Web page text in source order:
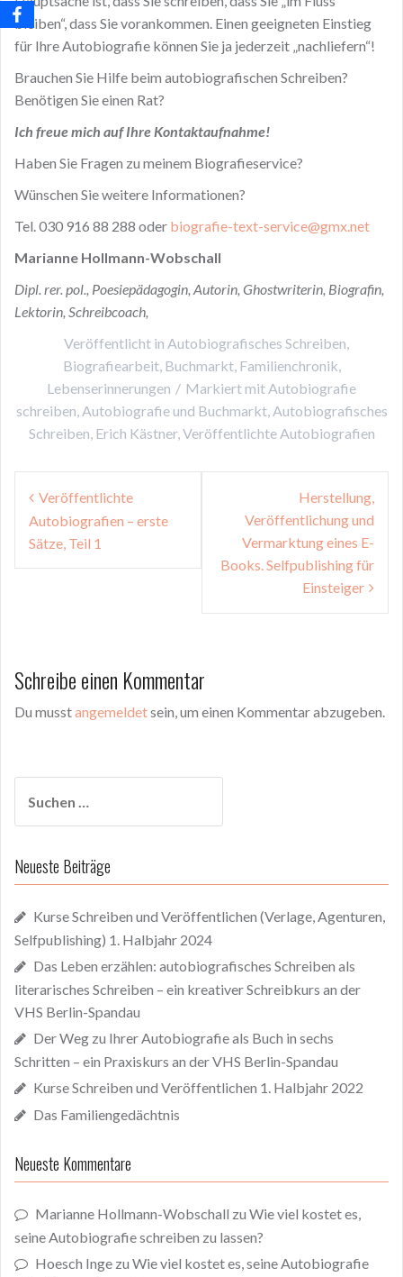
bleiben“, dass Sie vorankommen. Einen geeigneten Einstieg
für Ihre Autobiografie können Sie ja jederzeit „nachliefern“!
Brauchen Sie Hilfe beim autobiografischen Schreiben?
Benötigen Sie einen Rat?
Ich freue mich auf Ihre Kontaktaufnahme!
Haben Sie Fragen zu meinem Biografieservice?
Wünschen Sie weitere Informationen?
Tel. 030 916 88 288 oder biografie-text-service@gmx.net
Marianne Hollmann-Wobschall
Dipl. rer. pol., Poesiepädagogin, Autorin, Ghostwriterin, Biografin,
Lektorin, Schreibcoach,
Veröffentlicht in Autobiografisches Schreiben,
Biografiearbeit, Buchmarkt, Familienchronik,
Lebenserinnerungen
Markiert mit Autobiografie
schreiben, Autobiografie und Buchmarkt, Autobiografisches
Schreiben, Erich Kästner,Veröffentlichte Autobiografien
Beitragsnavigation
Veröffentlichte
Autobiografien – erste
Sätze, Teil 1
Herstellung,
Veröffentlichung und
Vermarktung eines E-
Books. Selfpublishing für
Einsteiger
Schreibe einen Kommentar
Du musstangemeldetsein, um einen Kommentar abzugeben.
nach:
Neueste Beiträge
Kurse Schreiben und Veröffentlichen (Verlage, Agenturen,
Selfpublishing) 1. Halbjahr 2024
Das Leben erzählen: autobiografisches Schreiben als
literarisches Schreiben – ein kreativer Schreibkurs an der
VHS Berlin-Spandau
Der Weg zu Ihrer Autobiografie als Buch in sechs
Schritten – ein Praxiskurs an der VHS Berlin-Spandau
Kurse Schreiben und Veröffentlichen 1. Halbjahr 2022
Das Familiengedächtnis
Neueste Kommentare
Marianne Hollmann-Wobschall zu Wie viel kostet es,
seine Autobiografie schreiben zu lassen?
Hoesch Inge zu Wie viel kostet es, seine Autobiografie